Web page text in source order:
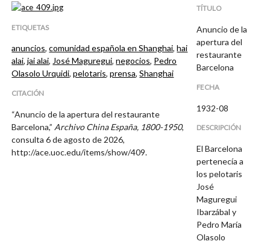
ETIQUETAS
anuncios,comunidad española en Shanghai,hai
alai,jai alai,José Maguregui,negocios, Pedro
Olasolo Urquidi,pelotaris,prensa,Shanghai
CITACIÓN
“Anuncio de la apertura del restaurante
Barcelona,” Archivo China España, 1800-1950,
consulta 6 de agosto de 2026,
http://ace.uoc.edu/items/show/409.
TÍTULO
Anuncio de la
apertura del
restaurante
Barcelona
FECHA
1932-08
DESCRIPCIÓN
El Barcelona
pertenecía a
los pelotaris
José
Maguregui
Ibarzábal y
Pedro María
Olasolo